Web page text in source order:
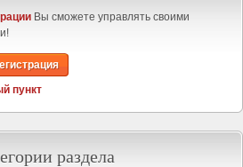
Вы сможете управлять своими
пункт
раздела